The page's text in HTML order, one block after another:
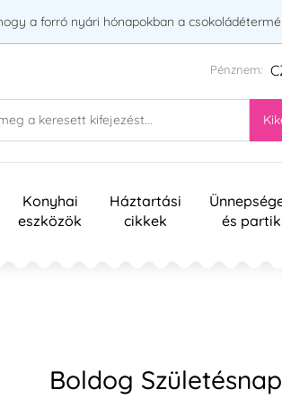
a forró nyári hónapokban a
Pénznem:
Konyhai
eszközök
Háztartási
cikkek
és partik
Boldog